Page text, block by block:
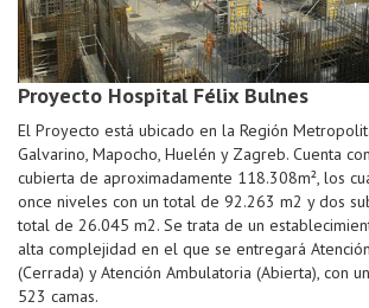
Proyecto Hospital Félix Bulnes
El Proyecto está ubicado en la Región
Galvarino, Mapocho, Huelén y Zagreb. Cuenta
cubierta de aproximadamente 118.308m², los
once niveles con un total de 92.263 m2 y dos
total de 26.045 m2. Se trata de un
alta complejidad en el que se entregará
(Cerrada) y Atención Ambulatoria (Abierta), con
523 camas.